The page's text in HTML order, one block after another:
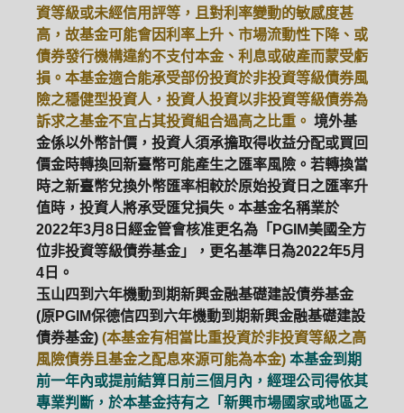
資等級或未經信用評等，且對利率變動的敏感度甚
高，故基金可能會因利率上升、市場流動性下降、或
債券發行機構違約不支付本金、利息或破產而蒙受虧
損。本基金適合能承受部份投資於非投資等級債券風
險之穩健型投資人，投資人投資以非投資等級債券為
訴求之基金不宜占其投資組合過高之比重。 境外基
金係以外幣計價，投資人須承擔取得收益分配或買回
價金時轉換回新臺幣可能產生之匯率風險。若轉換當
時之新臺幣兌換外幣匯率相較於原始投資日之匯率升
值時，投資人將承受匯兌損失。本基金名稱業於
2022年3月8日經金管會核准更名為「PGIM美國全方
位非投資等級債券基金」，更名基準日為2022年5月
4日。
玉山四到六年機動到期新興金融基礎建設債券基金
(原PGIM保德信四到六年機動到期新興金融基礎建設
債券基金) (本基金有相當比重投資於非投資等級之高
風險債券且基金之配息來源可能為本金) 本基金到期
前一年內或提前結算日前三個月內，經理公司得依其
專業判斷，於本基金持有之「新興市場國家或地區之